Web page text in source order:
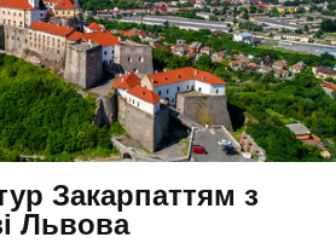
Закарпаттям з
Львова